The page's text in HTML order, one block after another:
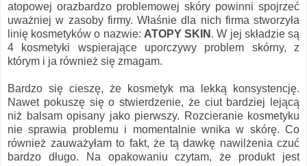
atopowej orazbardzo problemowej skóry powinni spojrzeć
uważniej w zasoby firmy. Właśnie dla nich firma stworzyła
linię kosmetyków o nazwie: ATOPY SKIN . W jej składzie są
4 kosmetyki wspierające uporczywy problem skórny, z
którym i ja również się zmagam.
Bardzo się cieszę, że kosmetyk ma lekką konsystencję.
Nawet pokuszę się o stwierdzenie, że ciut bardziej lejącą
niż balsam opisany jako pierwszy. Rozcieranie kosmetyku
nie sprawia problemu i momentalnie wnika w skórę. Co
również zauważyłam to fakt, że tą dawkę nawilżenia czuć
bardzo długo. Na opakowaniu czytam, że produkt jest